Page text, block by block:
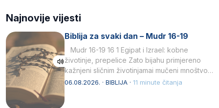
Najnovije vijesti
Biblija za svaki dan – Mudr 16-19
Mudr 16-19 16 1 Egipat i Izrael: kobne
životinje, prepelice Zato bijahu primjereno
kažnjeni sličnim životinjamai mučeni mnoštvom
kukaca.2 A narod…
06.08.2026. · BIBLIJA · 11 minute čitanja